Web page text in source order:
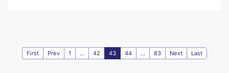
First Prev 1 ... 42 43 44 ... 83 Next Last